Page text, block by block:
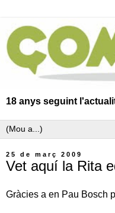
18 anys seguint
25 de març 2009
Vet aquí la Rita
Gràcies a en Pau Bosch